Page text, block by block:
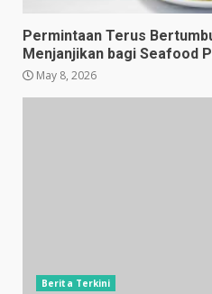
Permintaan Terus
Menjanjikan bagi Seafood
May 8, 2026
Berita Terkini